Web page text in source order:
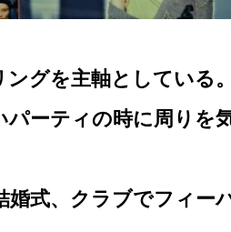
グを主軸としている
ーティの時に周りを
式、クラブでフィー